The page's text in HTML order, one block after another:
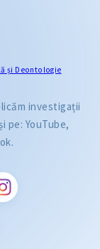
și Deontologie
investigații
pe: YouTube,